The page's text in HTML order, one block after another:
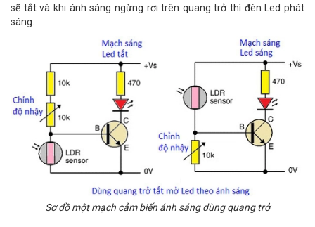
sẽ tắt và khi ánh sáng ngừng rơi trên quang trở thì đèn Led phát
sáng.
Sơ đồ một mạch cảm biến ánh sáng dùng quang trở